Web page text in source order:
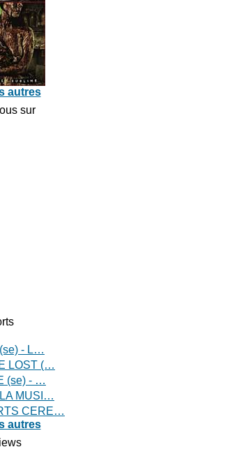
autres
sur
- L…
LOST (…
(se) - …
MUSI…
CERE…
autres